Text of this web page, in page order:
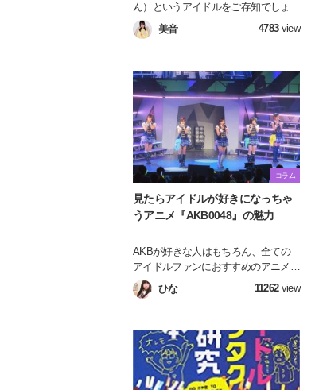
ん）というアイドルをご存知でしょう
か？ 彼女が元々AKBの大ファンだ
ったことは有名ですが、彼女の魅力や
への愛を沢山盛り込み、推しの魅力を
沢山の人に広めるべく記事を書かせて
頂きます✨
美音 4783view
コラム
見たらアイドルが好きになっちゃ
うアニメ『AKB0048』の魅力
AKBが好きな人はもちろん、全ての
アイドルファンにおすすめのアニメを
紹介したいと思います！
ひな 11262view